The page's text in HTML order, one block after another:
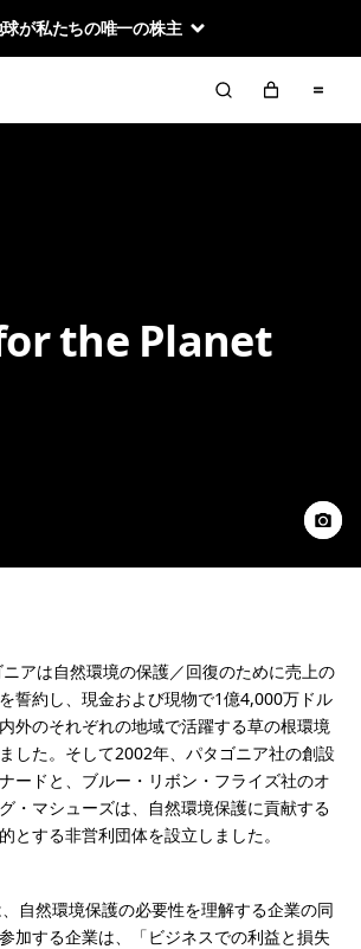
が私たちの唯一の株主
the Planet
アは自然環境の保護／回復のために売上の
誓約し、現金および現物で1億4,000万ドル
外のそれぞれの地域で活躍する草の根環境
した。そして2002年、パタゴニア社の創設
ードと、ブルー・リボン・フライズ社のオ
・マシューズは、自然環境保護に貢献する
とする非営利団体を設立しました。
自然環境保護の必要性を理解する企業の同
加する企業は、「ビジネスでの利益と損失